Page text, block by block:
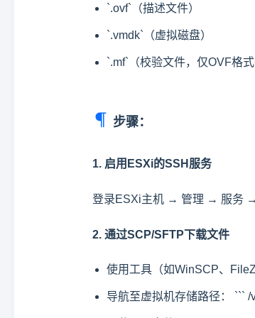
`.ovf`（描述文件）
`.vmdk`（虚拟磁盘）
`.mf`（校验文件，仅OVF格式
步骤：
1. 启用ESXi的SSH服务
登录ESXi主机 → 管理 → 服务 →
2. 通过SCP/SFTP下载文件
使用工具（如WinSCP、
导航至虚拟机存储路径： ``` /